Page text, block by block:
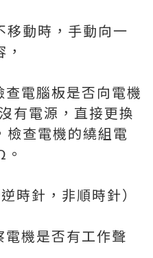
動時，手動向一
電腦板是否向電機
有電源，直接更換
檢查電機的繞組電
時針，非順時針）
機是否有工作聲